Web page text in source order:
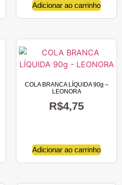
Adicionar ao carrinho
COLA BRANCA LÍQUIDA 90g –
LEONORA
R$4,75
Adicionar ao carrinho